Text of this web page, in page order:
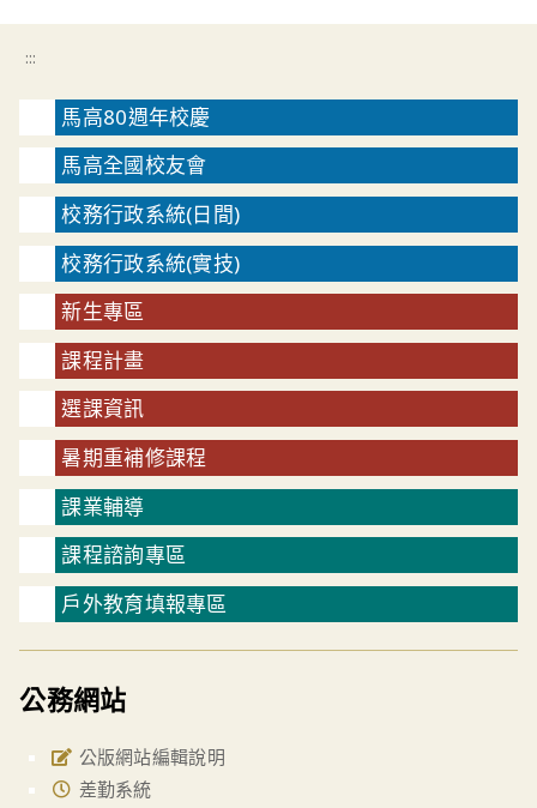
:::
馬高80週年校慶
馬高全國校友會
校務行政系統(日間)
校務行政系統(實技)
新生專區
課程計畫
選課資訊
暑期重補修課程
課業輔導
課程諮詢專區
戶外教育填報專區
公務網站
公版網站編輯說明
差勤系統